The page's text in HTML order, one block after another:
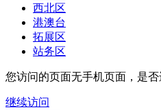
西北区
港澳台
拓展区
站务区
您访问的页面无手机页面，是
继续访问